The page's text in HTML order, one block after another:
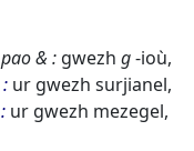
pao & : gwezh g-ioù,
ur gwezh surjianel,
ur gwezh mezegel,